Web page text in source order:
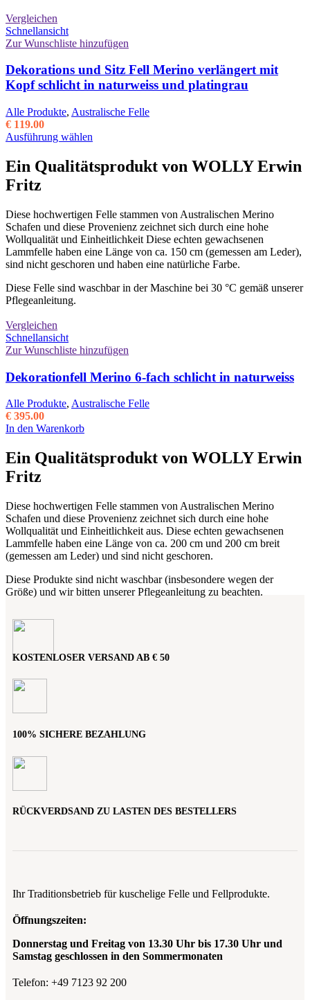
Vergleichen
Schnellansicht
Zur Wunschliste hinzufügen
Dekorations und Sitz Fell Merino verlängert mit
Kopf schlicht in naturweiss und platingrau
Alle Produkte, Australische Felle
€ 119.00
Ausführung wählen
weist
mehrere
Die
Optionen
können
auf
der
gewählt
Ein Qualitätsprodukt von WOLLY Erwin
Fritz
Diese hochwertigen Felle stammen von Australischen Merino
Schafen und diese Provenienz zeichnet sich durch eine hohe
Wollqualität und Einheitlichkeit Diese echten gewachsenen
Lammfelle haben eine Länge von ca. 150 cm (gemessen am Leder),
sind nicht geschoren und haben eine natürliche Farbe.
Diese Felle sind waschbar in der Maschine bei 30 °C gemäß unserer
Pflegeanleitung.
Vergleichen
Schnellansicht
Zur Wunschliste hinzufügen
Dekorationfell Merino 6-fach schlicht in naturweiss
Alle Produkte, Australische Felle
€ 395.00
In den Warenkorb
Ein Qualitätsprodukt von WOLLY Erwin
Fritz
Diese hochwertigen Felle stammen von Australischen Merino
Schafen und diese Provenienz zeichnet sich durch eine hohe
Wollqualität und Einheitlichkeit aus. Diese echten gewachsenen
Lammfelle haben eine Länge von ca. 200 cm und 200 cm breit
(gemessen am Leder) und sind nicht geschoren.
Diese Produkte sind nicht waschbar (insbesondere wegen der
Größe) und wir bitten unserer Pflegeanleitung zu beachten.
KOSTENLOSER VERSAND AB € 50
100% SICHERE BEZAHLUNG
RÜCKVERDSAND ZU LASTEN DES BESTELLERS
Ihr Traditionsbetrieb für kuschelige Felle und Fellprodukte.
Öffnungszeiten:
Donnerstag und Freitag von 13.30 Uhr bis 17.30 Uhr und
Samstag geschlossen in den Sommermonaten
Telefon: +49 7123 92 200